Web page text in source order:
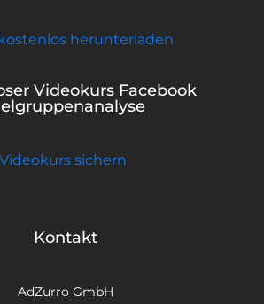
herunterladen
Videokurs Facebook
sichern
Kontakt
AdZurro GmbH